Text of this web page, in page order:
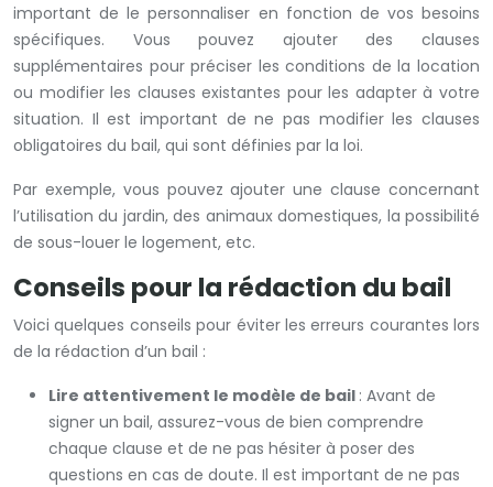
important de le personnaliser en fonction de vos besoins
spécifiques. Vous pouvez ajouter des clauses
supplémentaires pour préciser les conditions de la location
ou modifier les clauses existantes pour les adapter à votre
situation. Il est important de ne pas modifier les clauses
obligatoires du bail, qui sont définies par la loi.
Par exemple, vous pouvez ajouter une clause concernant
l’utilisation du jardin, des animaux domestiques, la possibilité
de sous-louer le logement, etc.
Conseils pour la rédaction du bail
Voici quelques conseils pour éviter les erreurs courantes lors
de la rédaction d’un bail :
Lire attentivement le modèle de bail : Avant de
signer un bail, assurez-vous de bien comprendre
chaque clause et de ne pas hésiter à poser des
questions en cas de doute. Il est important de ne pas